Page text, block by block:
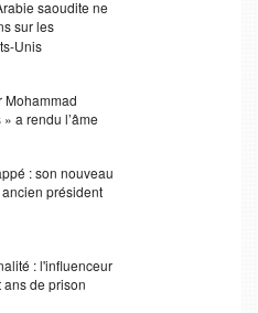
saoudite ne
sur les
Unis
Mohammad
a rendu l’âme
: son nouveau
président
: l'influenceur
de prison